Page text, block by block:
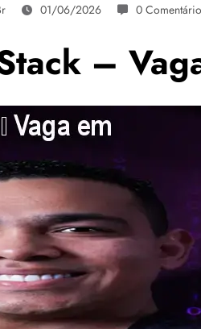
01/06/2026 0
–